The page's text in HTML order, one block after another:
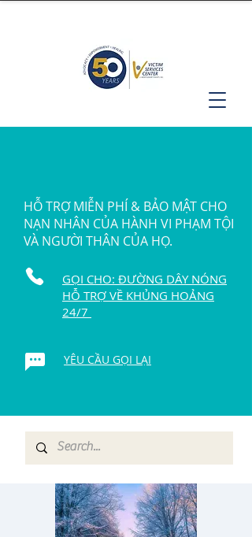
HỖ TRỢ MIỄN PHÍ & BẢO MẬT CHO
NẠN NHÂN CỦA HÀNH VI PHẠM TỘI
VÀ NGƯỜI THÂN CỦA HỌ.
GỌI CHO: ĐƯỜNG DÂY NÓNG
HỖ TRỢ VỀ KHỦNG HOẢNG
24/7
YÊU CẦU GỌI LẠI